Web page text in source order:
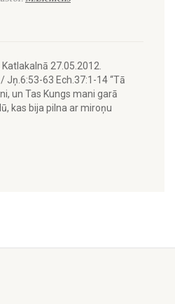
27.05.2012.
Jņ.6:53-63 Ech.37:1-14 “Tā
un Tas Kungs mani garā
kas bija pilna ar miroņu